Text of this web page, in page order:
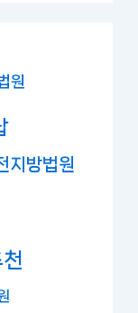
원
지방법원